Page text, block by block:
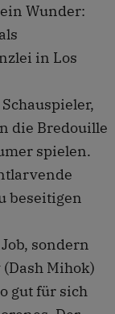
Wunder:
in Los
die Bredouille
spielen.
beseitigen
sondern
Mihok)
gut für sich